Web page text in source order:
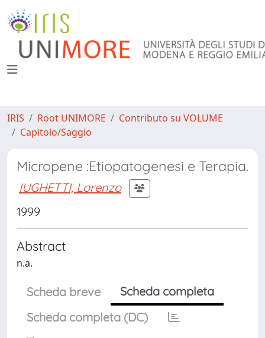
IRIS Root UNIMORE
Contributo su VOLUME
Capitolo/Saggio
Micropene :Etiopatogenesi e Terapia.
IUGHETTI, Lorenzo
1999
Abstract
n.a.
Scheda breve
Scheda completa
Scheda completa (DC)